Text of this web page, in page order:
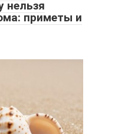
нельзя
приметы и